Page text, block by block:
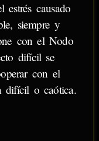
causado
siempre y
con el Nodo
difícil se
con el
difícil o caótica.